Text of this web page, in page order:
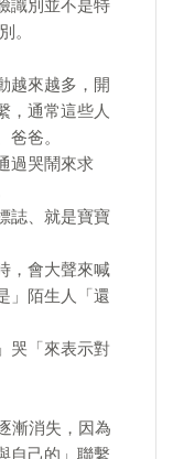
識別並不是特
。
越來越多，開
，通常這些人
爸。
過哭鬧來求
誌、就是寶寶
，會大聲來喊
」陌生人「還
哭「來表示對
漸消失，因為
自己的」聯繫